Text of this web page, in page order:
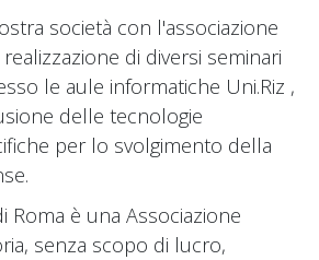
società con l'associazione
di diversi seminari
le aule informatiche Uni.Riz ,
delle tecnologie
per lo svolgimento della
Roma è una Associazione
senza scopo di lucro,